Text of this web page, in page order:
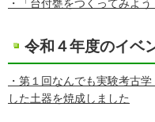
・「台付甕をつくってみよ
令和４年度のイベ
・第１回なんでも実験考古
した土器を焼成しました